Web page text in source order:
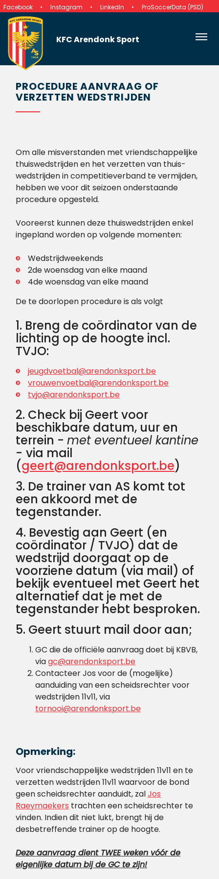
Facebook Instagram LinkedIn ProSoccerData (PSD)
KFC Arendonk Sport
PROCEDURE AANVRAAG OF
VERZETTEN WEDSTRIJDEN
Om alle misverstanden met vriendschappelijke
thuiswedstrijden en het verzetten van thuis-
wedstrijden in competitieverband te vermijden,
hebben we voor dit seizoen onderstaande
procedure opgesteld.
Vooreerst kunnen deze thuiswedstrijden enkel
ingepland worden op volgende momenten:
Wedstrijdweekends
2de woensdag van elke maand
4de woensdag van elke maand
De te doorlopen procedure is als volgt
1. Breng de coördinator van de
lichting op de hoogte incl.
TVJO:
jeugdvoetbal@arendonksport.be
vrouwenvoetbal@arendonksport.be
tvjo@arendonksport.be
2. Check bij Geert voor
beschikbare datum, uur en
terrein - met eventueel kantine
- via mail
(geert@arendonksport.be)
3. De trainer van AS komt tot
een akkoord met de
tegenstander.
4. Bevestig aan Geert (en
coördinator / TVJO) dat de
wedstrijd doorgaat op de
voorziene datum (via mail) of
bekijk eventueel met Geert het
alternatief dat je met de
tegenstander hebt besproken.
5. Geert stuurt mail door aan;
GC die de officiële aanvraag doet bij KBVB,
viagc@arendonksport.be
Contacteer Jos voor de (mogelijke)
aanduiding van een scheidsrechter voor
wedstrijden 11v11, via
tornooi@arendonksport.be
Opmerking:
Voor vriendschappelijke wedstrijden 11v11 en te
verzetten wedstrijden 11v11 waarvoor de bond
geen scheidsrechter aanduidt, zalJos
Raeymaekers trachten een scheidsrechter te
vinden. Indien dit niet lukt, brengt hij de
desbetreffende trainer op de hoogte.
Deze aanvraag dient TWEE weken vóór de
eigenlijke datum bij de GC te zijn!